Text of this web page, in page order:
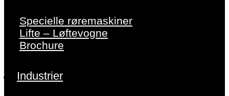
Specielle røremaskiner
Lifte – Løftevogne
Brochure
Industrier